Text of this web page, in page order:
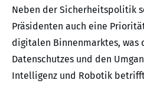
Neben der Sicherheitspolitik
Präsidenten auch eine
digitalen Binnenmarktes, was
Datenschutzes und den
Intelligenz und Robotik